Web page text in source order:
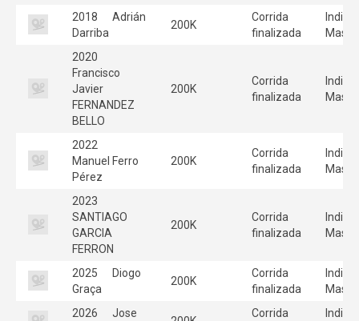
2018
Adrián
Darriba
200K
Corrida
finalizada
2020
Francisco
Javier
FERNANDEZ
BELLO
200K
Corrida
finalizada
2022
Manuel Ferro
Pérez
200K
Corrida
finalizada
2023
SANTIAGO
GARCIA
FERRON
200K
Corrida
finalizada
2025
Diogo
Graça
200K
Corrida
finalizada
2026
Jose Corrida